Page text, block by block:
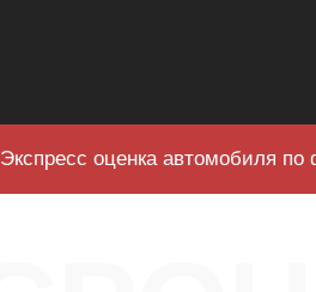
Экспресс оценка автомобиля